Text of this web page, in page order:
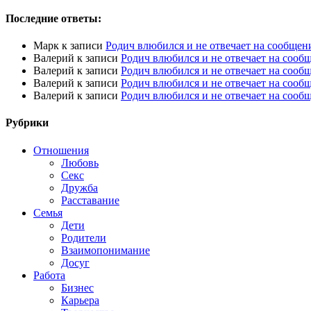
Последние ответы:
Марк к записи Родич влюбился и не отвечает на
Валерий к записи Родич влюбился и не отвечает на
Валерий к записи Родич влюбился и не отвечает на
Валерий к записи Родич влюбился и не отвечает на
Валерий к записи Родич влюбился и не отвечает на
Рубрики
Отношения
Любовь
Секс
Дружба
Расставание
Семья
Дети
Родители
Взаимопонимание
Досуг
Работа
Бизнес
Карьера